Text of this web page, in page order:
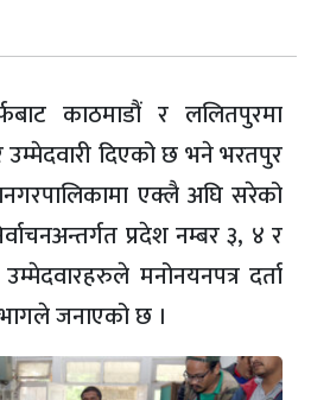
काठमाडौं र ललितपुरमा
उम्मेदवारी दिएको छ भने भरतपुर
एक्लै अघि सरेको
प्रदेश नम्बर ३, ४ र
मनोनयनपत्र दर्ता
जनाएको छ ।